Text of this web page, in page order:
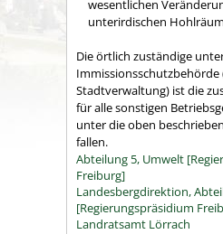
wesentlichen
unterirdischen
Die örtlich zuständige
Stadtverwaltung) ist die
für alle sonstigen
unter die oben
fallen.
Abteilung 5, Umwelt
Freiburg]
Landesbergdirektion,
[Regierungspräsidium
Landratsamt Lörrach